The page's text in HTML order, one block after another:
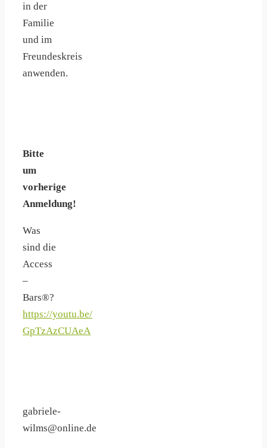
in der
Familie
und im
Freundeskreis
anwenden.
Bitte
um
vorherige
Anmeldung!
Was
sind die
Access
–
Bars®?
https://youtu.be/
GpTzAzCUAeA
gabriele-
wilms@online.de